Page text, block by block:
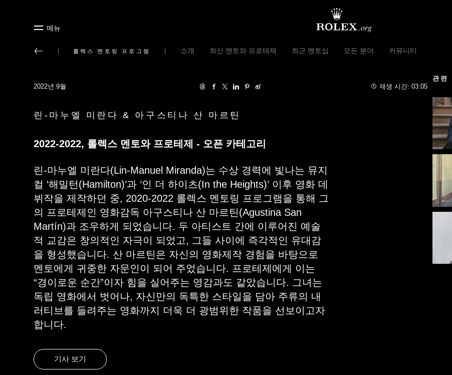
메뉴
롤렉스 멘토링 프로그램 소개 최신 멘토와 프로테제 최근 멘토십 모든 분야 커뮤니티
2022년 9월 재생 시간: 03:05
린-마누엘 미란다 & 아구스티나 산 마르틴
2022-2022, 롤렉스 멘토와 프로테제 - 오픈 카테고리
린-마누엘 미란다(Lin-Manuel Miranda)는 수상 경력에 빛나는 뮤지
컬 ‘해밀턴(Hamilton)’과 ‘인 더 하이츠(In the Heights)’ 이후 영화 데
뷔작을 제작하던 중, 2020-2022 롤렉스 멘토링 프로그램을 통해 그
의 프로테제인 영화감독 아구스티나 산 마르틴(Agustina San
Martín)과 조우하게 되었습니다. 두 아티스트 간에 이루어진 예술
적 교감은 창의적인 자극이 되었고, 그들 사이에 즉각적인 유대감
을 형성했습니다. 산 마르틴은 자신의 영화제작 경험을 바탕으로
멘토에게 귀중한 자문인이 되어 주었습니다. 프로테제에게 이는
“경이로운 순간”이자 힘을 실어주는 영감과도 같았습니다. 그녀는
독립 영화에서 벗어나, 자신만의 독특한 스타일을 담아 주류의 내
러티브를 들려주는 영화까지 더욱 더 광범위한 작품을 선보이고자
합니다.
기사 보기
관련